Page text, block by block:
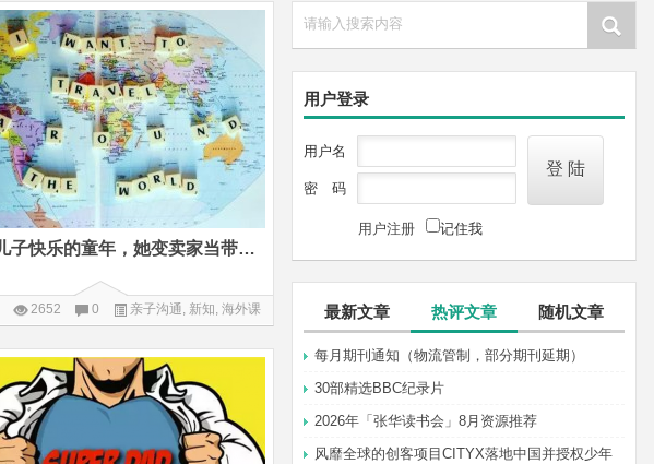
请输入搜索内容
用户登录
用户名
密 码
用户注册 记住我
最新文章 热评文章 随机文章
每月期刊通知（物流管制，部分期刊延期）
30部精选BBC纪录片
2026年「张华读书会」8月资源推荐
风靡全球的创客项目CITYX落地中国并授权少年
为了给儿子快乐的童年，她变卖家当带儿子逃离学校，穷游世界
2652 0 亲子沟通, 新知, 海外课